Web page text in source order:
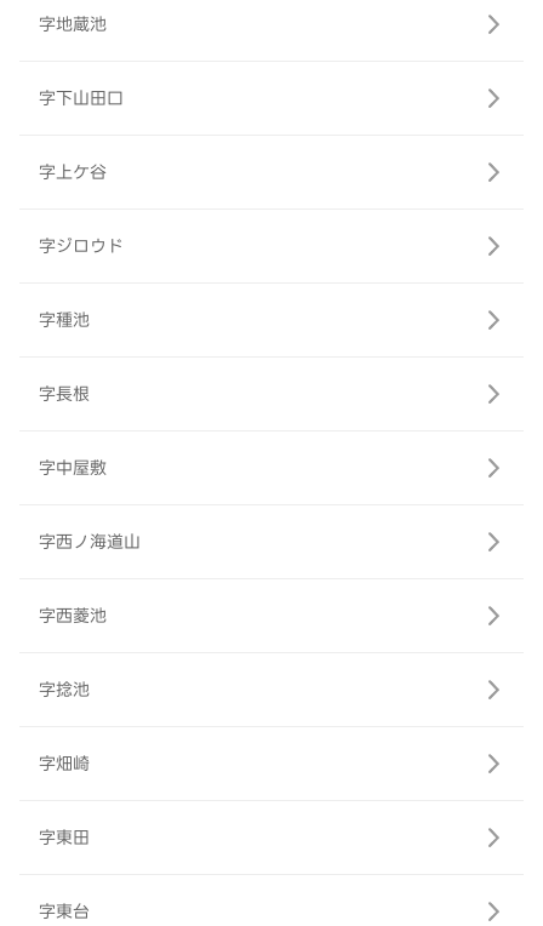
字地蔵池
字下山田口
字上ケ谷
字ジロウド
字種池
字長根
字中屋敷
字西ノ海道山
字西菱池
字捻池
字畑崎
字東田
字東台